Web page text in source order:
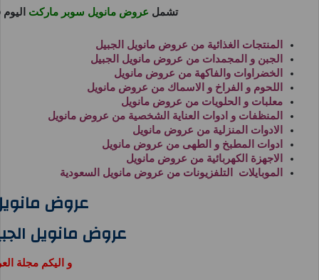
تشمل عروض مانويل سوبر ماركت
المنتجات الغذائية من عروض مانويل الجبيل
الجبن و المجمدات من عروض مانويل الجبيل
الخضراوات والفاكهة من عروض مانويل
اللحوم و الفراخ و الاسماك من عروض مانويل
معلبات و الحلويات من عروض مانويل
المنظفات و ادوات العناية الشخصية من عروض مانويل
الادوات المنزلية من عروض مانويل
ادوات المطبخ و الطهى من عروض مانويل
الاجهزة الكهربائية من عروض مانويل
الموبايلات التلفزيونات من عروض مانويل السعودية
عروض
عروض مانويل
و اليكم مجلة